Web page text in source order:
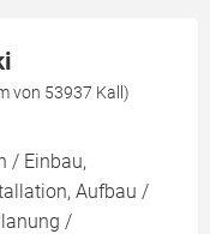
von 53937 Kall)
/ Einbau,
Aufbau /
/